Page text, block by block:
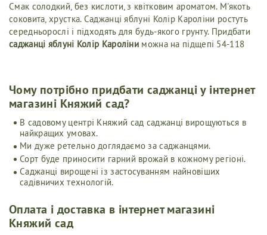
Смак солодкий, без кислоти, з квітковим ароматом. М'якоть
соковита, хрустка. Саджанці яблуні Колір Кароліни ростуть
середньорослі і підходять для будь-якого грунту. Придбати
саджанці яблуні Колір Кароліни можна на підщепі 54-118
Чому потрібно придбати саджанці у інтернет
магазині Княжий сад?
В садовому центрі Княжий сад саджанці вирощуються в
найкращих умовах.
Ми дуже ретельно доглядаємо за саджанцями.
Сорт буде приносити гарний врожай в кожному регіоні.
Саджанці вирощені із застосуванням найновіших
садівничих технологій.
Оплата і доставка в інтернет магазині
Княжий сад